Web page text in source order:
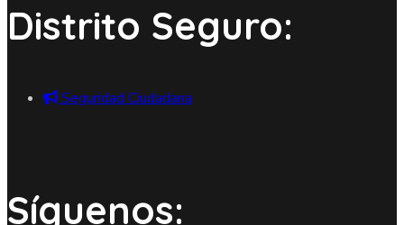
Distrito Seguro:
Seguridad Ciudadana
Síguenos: